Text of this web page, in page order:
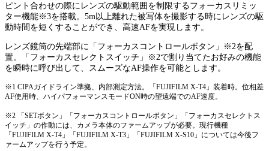
ピント合わせの際にレンズの駆動範囲を制限するフォーカスリミッ
ター機能※3を搭載。5m以上離れた被写体を撮影する時にレンズの駆
動時間を短くすることができ、高速AFを実現します。
レンズ鏡筒の先端部に「フォーカスコントロールボタン」※2を配
置。「フォーカスセレクトスイッチ」※2で割り当てたお好みの機能
を瞬時に呼び出して、スムーズなAF操作を可能とします。
※1 CIPAガイドライン準拠、内部測定方法。「FUJIFILM X-T4」装着時。位相差
AF使用時、ハイパフォーマンスモードON時の望遠端でのAF速度。
※2 「SETボタン」「フォーカスコントロールボタン」「フォーカスセレクトス
イッチ」の作動には、カメラ本体のファームアップが必要。現行機種
「FUJIFILM X-T4」「FUJIFILM X-T3」「FUJIFILM X-S10」については今後フ
ァームアップを行う予定。